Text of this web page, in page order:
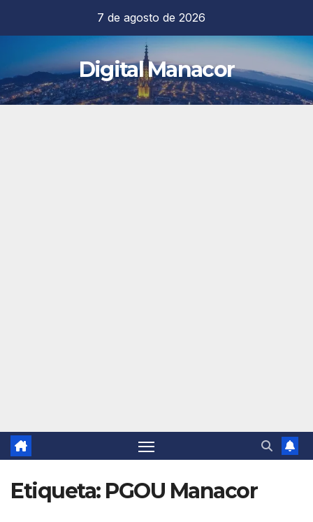
contenido
7 de agosto de 2026
Digital Manacor
Etiqueta: PGOU Manacor